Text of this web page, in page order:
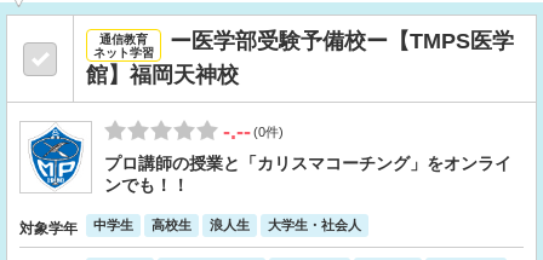
通信教育
ネット学習
ー医学部受験予備校ー【TMPS医学
館】福岡天神校
-.--(0件)
プロ講師の授業と「カリスマコーチング」をオンライ
ンでも！！
対象学年 中学生 高校生 浪人生 大学生・社会人